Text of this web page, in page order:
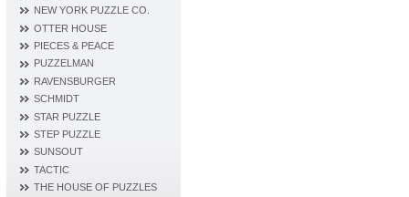
NEW YORK PUZZLE CO.
OTTER HOUSE
PIECES & PEACE
PUZZELMAN
RAVENSBURGER
SCHMIDT
STAR PUZZLE
STEP PUZZLE
SUNSOUT
TACTIC
THE HOUSE OF PUZZLES